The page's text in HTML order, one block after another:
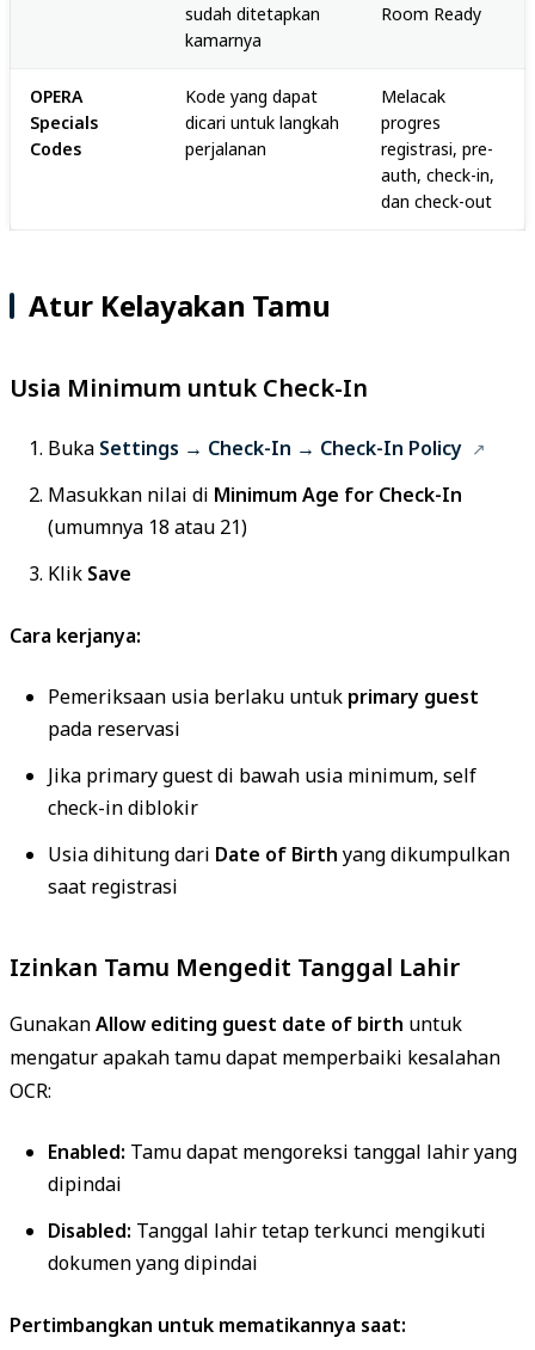
sudah ditetapkan
kamarnya
Room Ready
OPERA
Specials
Codes
Kode yang dapat
dicari untuk langkah
perjalanan
Melacak
progres
registrasi, pre-
auth, check-in,
dan check-out
Atur Kelayakan Tamu
Usia Minimum untuk Check-In
Buka Settings → Check-In → Check-In Policy
Masukkan nilai di Minimum Age for Check-In
(umumnya 18 atau 21)
Klik Save
Cara kerjanya:
Pemeriksaan usia berlaku untuk primary guest
pada reservasi
Jika primary guest di bawah usia minimum, self
check-in diblokir
Usia dihitung dari Date of Birth yang dikumpulkan
saat registrasi
Izinkan Tamu Mengedit Tanggal Lahir
GunakanAllow editing guest date of birth untuk
mengatur apakah tamu dapat memperbaiki kesalahan
OCR:
Enabled: Tamu dapat mengoreksi tanggal lahir yang
dipindai
Disabled: Tanggal lahir tetap terkunci mengikuti
dokumen yang dipindai
Pertimbangkan untuk mematikannya saat: